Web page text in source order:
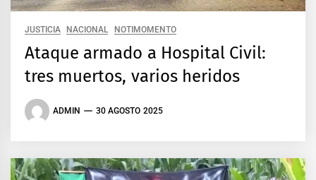
JUSTICIA NACIONAL NOTIMOMENTO
Ataque armado a Hospital Civil:
tres muertos, varios heridos
ADMIN 30 AGOSTO 2025